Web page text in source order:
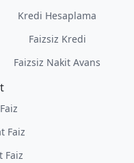
Kredi Hesaplama
Faizsiz Kredi
Faizsiz Nakit Avans
Faiz
Faiz